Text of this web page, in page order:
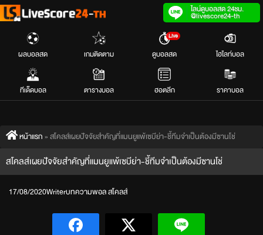
Skip
to
ไลน์ดูบอลสด 24ชม.
@livescore24-th
ผลบอลสด เกมติดตาม
Live
ดูบอลสด ไฮไลท์บอล
ทีเด็ดบอล ตารางบอล ฮอตลีก ราคาบอล
หน้าแรก»สโคลส์เผยปัจจัยสำคัญที่แมนยูแพ้เซบีย่า-ชี้ทีมจำเป็นต้องมีซานโช่
สโคลส์เผยปัจจัยสำคัญที่แมนยูแพ้เซบีย่า-ชี้ทีมจำเป็นต้องมีซานโช่
17/08/2020Writerบทความพอล สโคลส์